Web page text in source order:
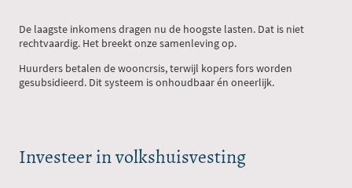
De laagste inkomens dragen nu de hoogste lasten. Dat is niet
rechtvaardig. Het breekt onze samenleving op.
Huurders betalen de wooncrsis, terwijl kopers fors worden
gesubsidieerd. Dit systeem is onhoudbaar én oneerlijk.
Investeer in volkshuisvesting